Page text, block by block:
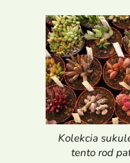
Kolekcia
tento rod